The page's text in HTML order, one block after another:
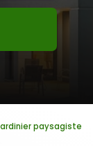
paysagiste